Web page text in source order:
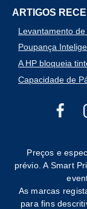
ARTIGOS
Levantamento
Poupança
A HP bloqueia
Capacidade de
Preços e
prévio. A Smart
As marcas
para fins